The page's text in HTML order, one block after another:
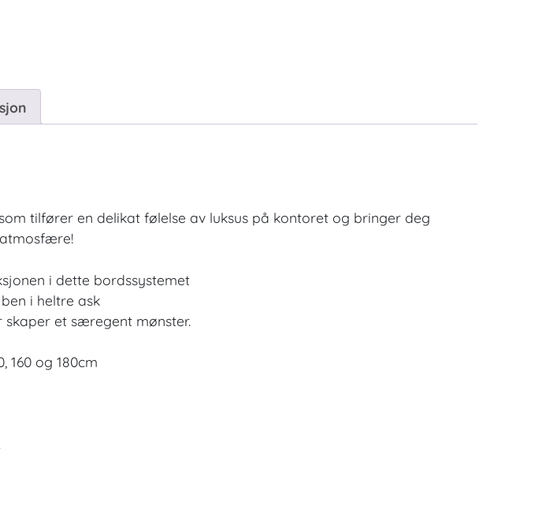
tilfører en delikat følelse av luksus på kontoret og bringer deg
i dette bordssystemet
i heltre ask
et særegent mønster.
160 og 180cm